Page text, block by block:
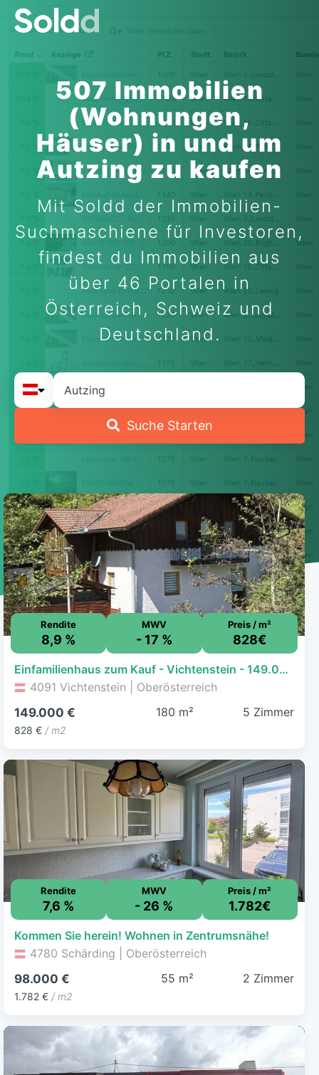
507 Immobilien
(Wohnungen,
Häuser) in und um
Autzing zu kaufen
Mit Soldd der Immobilien-
Suchmaschiene für Investoren,
findest du Immobilien aus
über 46 Portalen in
Österreich, Schweiz und
Deutschland.
Suche Starten
Rendite
8,9 %
MWV
- 17 %
Preis / m²
828€
Einfamilienhaus zum Kauf - Vichtenstein - 149.000 € - 5 Zimmer, 180 m², 640 m² Grundstück
4091 Vichtenstein | Oberösterreich
149.000 €
828 € / m2
180 m² 5 Zimmer
Rendite
7,6 %
MWV
- 26 %
Preis / m²
1.782€
Kommen Sie herein! Wohnen in Zentrumsnähe!
4780 Schärding | Oberösterreich
98.000 €
1.782 € / m2
55 m² 2 Zimmer